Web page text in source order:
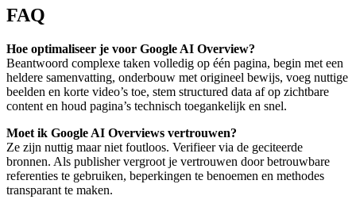
FAQ
Hoe optimaliseer je voor Google AI Overview?
Beantwoord complexe taken volledig op één pagina, begin met een
heldere samenvatting, onderbouw met origineel bewijs, voeg nuttige
beelden en korte video’s toe, stem structured data af op zichtbare
content en houd pagina’s technisch toegankelijk en snel.
Moet ik Google AI Overviews vertrouwen?
Ze zijn nuttig maar niet foutloos. Verifieer via de geciteerde
bronnen. Als publisher vergroot je vertrouwen door betrouwbare
referenties te gebruiken, beperkingen te benoemen en methodes
transparant te maken.